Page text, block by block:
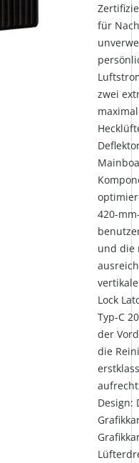
für
zwei
420-
und die
Lock
Typ-C
der
die
Design: